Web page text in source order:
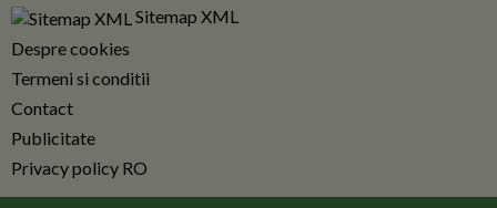
Sitemap XML
Despre cookies
Termeni si conditii
Contact
Publicitate
Privacy policy RO